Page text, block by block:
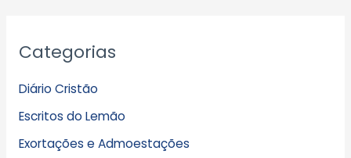
Categorias
Diário Cristão
Escritos do Lemão
Exortações e Admoestações
r
i
v